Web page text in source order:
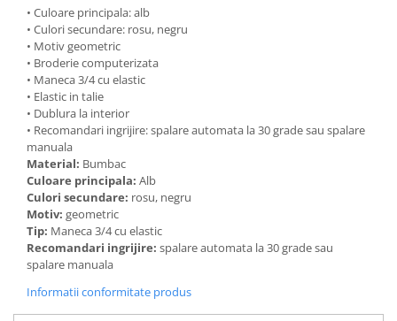
• Culoare principala: alb
• Culori secundare: rosu, negru
• Motiv geometric
• Broderie computerizata
• Maneca 3/4 cu elastic
• Elastic in talie
• Dublura la interior
• Recomandari ingrijire: spalare automata la 30 grade sau spalare
manuala
Material: Bumbac
Culoare principala: Alb
Culori secundare: rosu, negru
Motiv: geometric
Tip: Maneca 3/4 cu elastic
Recomandari ingrijire: spalare automata la 30 grade sau
spalare manuala
Informatii conformitate produs